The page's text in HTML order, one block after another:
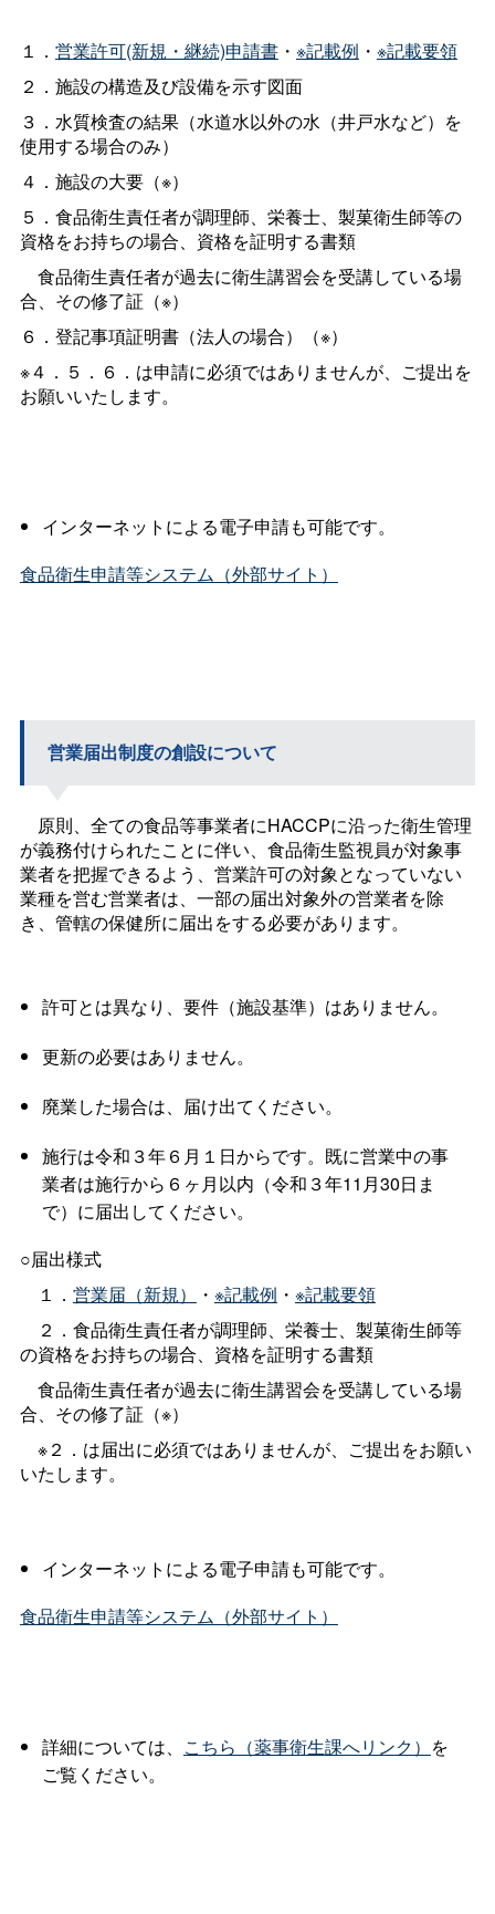
１． 営業許可(新規・継続)申請書・ ※記載例 ・ ※記載要領
２．施設の構造及び設備を示す図面
３．水質検査の結果（水道水以外の水（井戸水など）を
使用する場合のみ）
４．施設の大要（※）
５．食品衛生責任者が調理師、栄養士、製菓衛生師等の
資格をお持ちの場合、資格を証明する書類
食品衛生責任者が過去に衛生講習会を受講している場
合、その修了証（※）
６．登記事項証明書（法人の場合）（※）
※４．５．６．は申請に必須ではありませんが、ご提出を
お願いいたします。
インターネットによる電子申請も可能です。
食品衛生申請等システム（外部サイト）
営業届出制度の創設について
原則、全ての食品等事業者にHACCPに沿った衛生管理
が義務付けられたことに伴い、食品衛生監視員が対象事
業者を把握できるよう、営業許可の対象となっていない
業種を営む営業者は、一部の届出対象外の営業者を除
き、管轄の保健所に届出をする必要があります。
許可とは異なり、要件（施設基準）はありません。
更新の必要はありません。
廃業した場合は、届け出てください。
施行は令和３年６月１日からです。既に営業中の事
業者は施行から６ヶ月以内（令和３年11月30日ま
で）に届出してください。
○届出様式
１． 営業届（新規） ・ ※記載例 ・ ※記載要領
２．食品衛生責任者が調理師、栄養士、製菓衛生師等
の資格をお持ちの場合、資格を証明する書類
食品衛生責任者が過去に衛生講習会を受講している場
合、その修了証（※）
※２．は届出に必須ではありませんが、ご提出をお願い
いたします。
インターネットによる電子申請も可能です。
食品衛生申請等システム（外部サイト）
詳細については、 こちら（薬事衛生課へリンク） を
ご覧ください。